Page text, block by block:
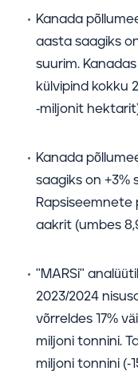
Kanada
aasta saagiks
suurim.
külvipind kokku
-miljonit
Kanada
saagiks on +3%
Rapsiseemnete
aakrit (umbes
"MARSi"
2023/2024
võrreldes 17%
miljoni tonnini.
miljoni tonnini (-